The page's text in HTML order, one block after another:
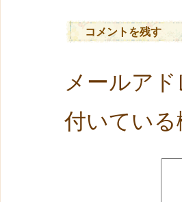
コメントを残す
メールア
付いてい